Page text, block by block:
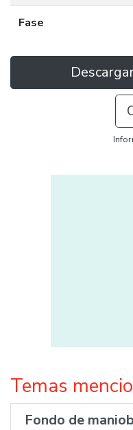
Fase
Temas
Fondo de